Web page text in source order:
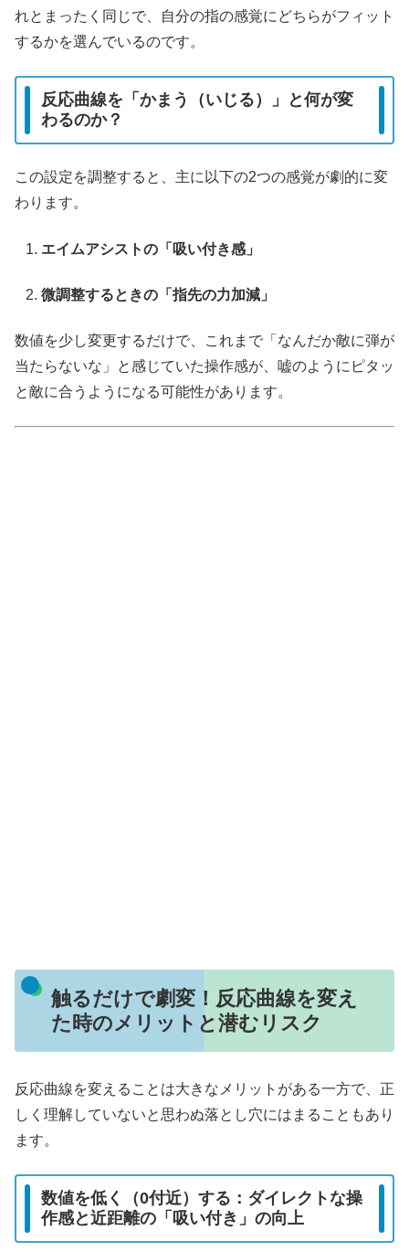
れとまったく同じで、自分の指の感覚にどちらがフィット
するかを選んでいるのです。
反応曲線を「かまう（いじる）」と何が変
わるのか？
この設定を調整すると、主に以下の2つの感覚が劇的に変
わります。
エイムアシストの「吸い付き感」
微調整するときの「指先の力加減」
数値を少し変更するだけで、これまで「なんだか敵に弾が
当たらないな」と感じていた操作感が、嘘のようにピタッ
と敵に合うようになる可能性があります。
触るだけで劇変！反応曲線を変え
た時のメリットと潜むリスク
反応曲線を変えることは大きなメリットがある一方で、正
しく理解していないと思わぬ落とし穴にはまることもあり
ます。
数値を低く（0付近）する：ダイレクトな操
作感と近距離の「吸い付き」の向上